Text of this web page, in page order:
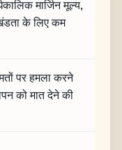
मार्जिन मूल्य,
के लिए कम
पर हमला करने
को मात देने की